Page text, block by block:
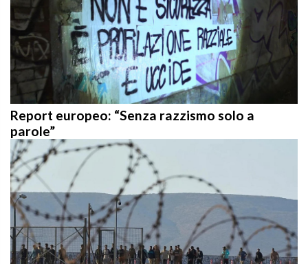
Report europeo: “Senza razzismo solo a
parole”